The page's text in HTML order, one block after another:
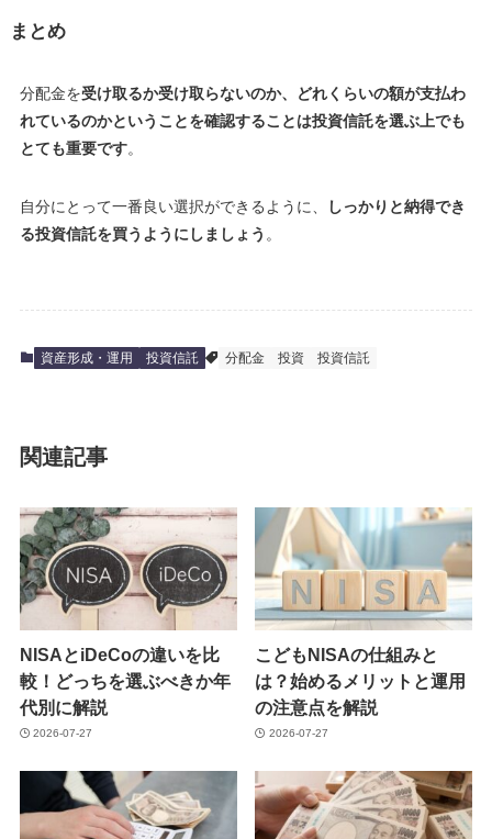
まとめ
分配金を受け取るか受け取らないのか、どれくらいの額が支払わ
れているのかということを確認することは投資信託を選ぶ上でも
とても重要です。
自分にとって一番良い選択ができるように、
しっかりと納得でき
る投資信託を買うようにしましょう 。
資産形成・運用 投資信託 分配金 投資 投資信託
関連記事
NISAとiDeCoの違いを比
較！どっちを選ぶべきか年
代別に解説
2026-07-27
こどもNISAの仕組みと
は？始めるメリットと運用
の注意点を解説
2026-07-27